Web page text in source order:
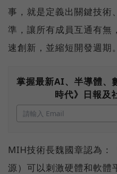
事，就是定義出關鍵技術
準，讓所有成員互通有無
速創新，並縮短開發週期
掌握最新AI、半導體、
時代》日報及
MIH技術長魏國章認為
源）可以刺激硬體和軟體